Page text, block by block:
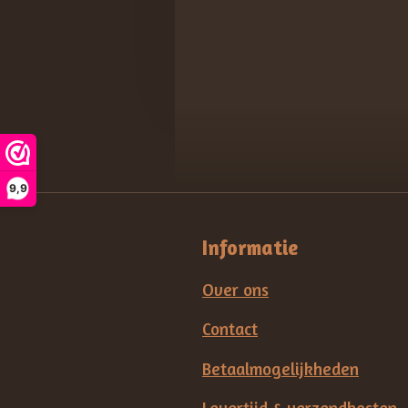
9,9
Informatie
Over ons
Contact
Betaalmogelijkheden